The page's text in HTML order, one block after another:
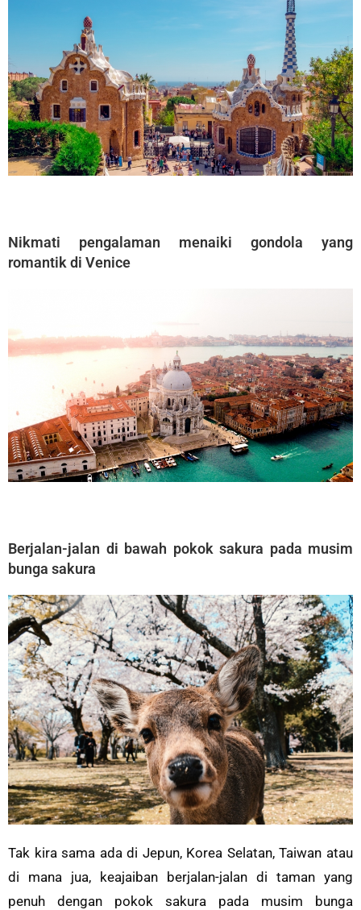
Nikmati pengalaman menaiki gondola yang
romantik di Venice
Berjalan-jalan di bawah pokok sakura pada musim
bunga sakura
Tak kira sama ada di Jepun, Korea Selatan, Taiwan atau
di mana jua, keajaiban berjalan-jalan di taman yang
penuh dengan pokok sakura pada musim bunga